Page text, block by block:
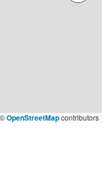
©OpenStreetMapcontributors